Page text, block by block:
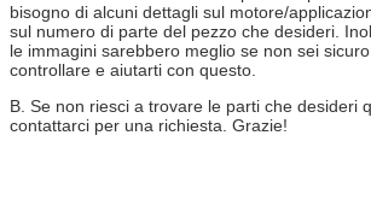
bisogno di alcuni dettagli sul motore/
sul numero di parte del pezzo che desideri.
le immagini sarebbero meglio se non sei
controllare e aiutarti con questo.
B. Se non riesci a trovare le parti che desideri
contattarci per una richiesta. Grazie​!